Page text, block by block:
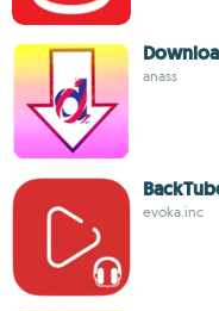
anass
evoka.inc